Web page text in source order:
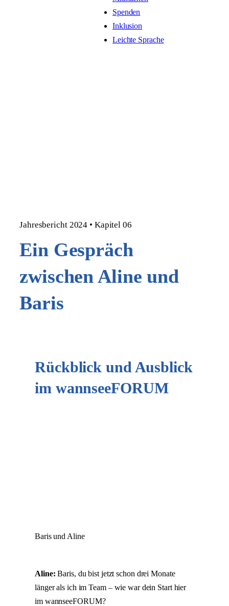
Spenden
Inklusion
Leichte Sprache
Jahresbericht 2024 • Kapitel 06
Ein Gespräch
zwischen Aline und
Baris
Rückblick und Ausblick
im wannseeFORUM
Baris und Aline
Aline: Baris, du bist jetzt schon drei Monate
länger als ich im Team – wie war dein Start hier
im wannseeFORUM?